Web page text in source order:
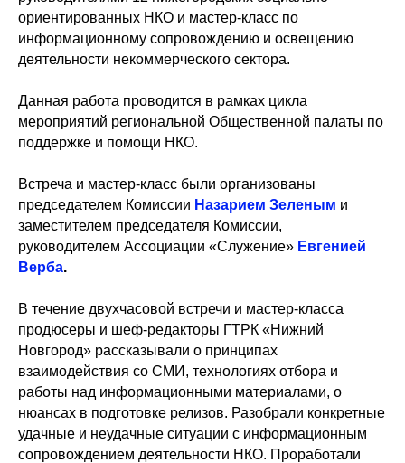
ориентированных НКО и мастер-класс по
информационному сопровождению и освещению
деятельности некоммерческого сектора.
Данная работа проводится в рамках цикла
мероприятий региональной Общественной палаты по
поддержке и помощи НКО.
Встреча и мастер-класс были организованы
председателем Комиссии Назарием Зеленым и
заместителем председателя Комиссии,
руководителем Ассоциации «Служение» Евгенией
Верба.
В течение двухчасовой встречи и мастер-класса
продюсеры и шеф-редакторы ГТРК «Нижний
Новгород» рассказывали о принципах
взаимодействия со СМИ, технологиях отбора и
работы над информационными материалами, о
нюансах в подготовке релизов. Разобрали конкретные
удачные и неудачные ситуации с информационным
сопровождением деятельности НКО. Проработали